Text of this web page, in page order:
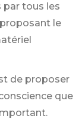
tous les
le
de proposer
que